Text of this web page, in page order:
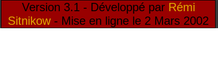
Version 3.1 - Développé par Rémi
Sitnikow- Mise en ligne le 2 Mars 2002